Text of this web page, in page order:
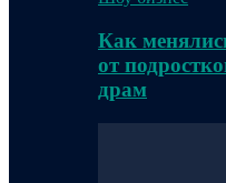
Как
от
драм